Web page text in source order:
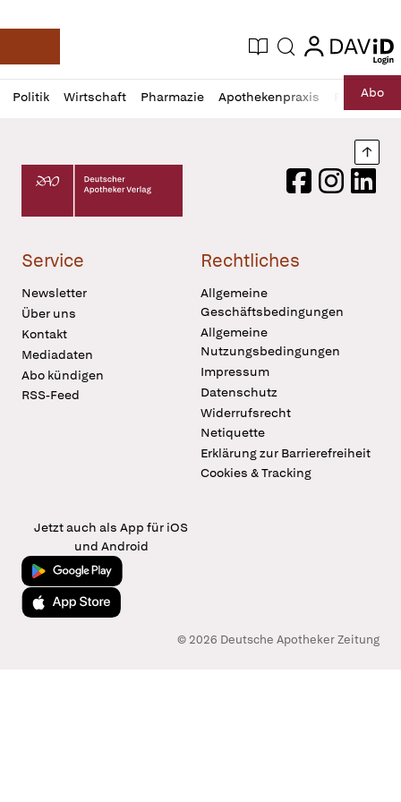
Deutsche Apotheker Zeitung
Aktuelle Ausgabe
Suche login
login
Politik Wirtschaft Pharmazie Apothekenpraxis RechtAbo
Profil
öffnen
Daz
Pur
Deutscher Apotheker Verlag Logo
FacebookInstagram
Service
Newsletter
Über uns
Kontakt
Mediadaten
Abo kündigen
RSS-Feed
Rechtliches
Allgemeine
Geschäftsbedingungen
Allgemeine
Nutzungsbedingungen
Impressum
Datenschutz
Widerrufsrecht
Netiquette
Erklärung zur Barrierefreiheit
Cookies & Tracking
Jetzt auch als App für iOS
und Android
Jetzt bei Google Play
Laden im App Store
© 2026 Deutsche Apotheker Zeitung